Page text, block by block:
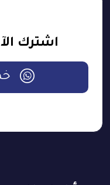
اشترك